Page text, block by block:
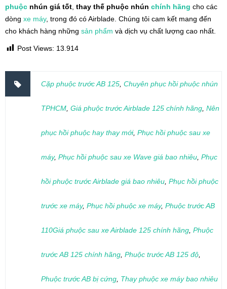
phuộc nhún giá tốt thay thế phuộc nhún chính hãng cho các
dòng xe máy, trong đó có Airblade. Chúng tôi cam kết mang đến
cho khách hàng những sản phẩm và dịch vụ chất lượng cao nhất.
Post Views: 13.914
Cặp phuộc trước AB 125 Chuyên phục hồi phuộc nhún
TPHCM Giá phuộc trước Airblade 125 chính hãng Nên
phục hồi phuộc hay thay mới, Phục hồi phuộc sau xe
máy, Phục hồi phuộc sau xe Wave giá bao nhiêu Phục
hồi phuộc trước Airblade giá bao nhiêu Phục hồi phuộc
trước xe máy, Phục hồi phuộc xe máy, Phuộc trước AB
110Giá phuộc sau xe Airblade 125 chính hãng Phuộc
trước AB 125 chính hãng Phuộc trước AB 125 độ
Phuộc trước AB bị cứng Thay phuộc xe máy bao nhiêu